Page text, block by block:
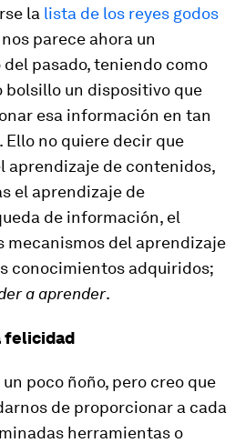
la lista de los reyes godos
parece ahora un
pasado, teniendo como
bolsillo un dispositivo que
esa información en tan
Ello no quiere decir que
aprendizaje de contenidos,
el aprendizaje de
de información, el
mecanismos del aprendizaje
conocimientos adquiridos;
a aprender.
felicidad
poco ñoño, pero creo que
de proporcionar a cada
herramientas o